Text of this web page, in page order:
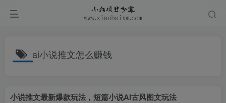
ai小说推文怎么赚钱
小说推文最新爆款玩法，短篇小说AI古风图文玩法